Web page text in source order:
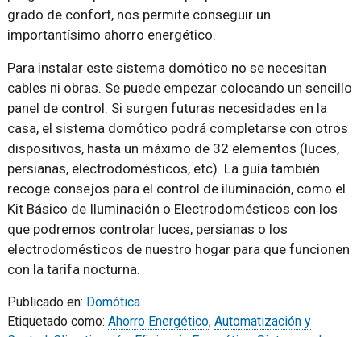
grado de confort, nos permite conseguir un
importantísimo ahorro energético.
Para instalar este sistema domótico no se necesitan
cables ni obras. Se puede empezar colocando un sencillo
panel de control. Si surgen futuras necesidades en la
casa, el sistema domótico podrá completarse con otros
dispositivos, hasta un máximo de 32 elementos (luces,
persianas, electrodomésticos, etc). La guía también
recoge consejos para el control de iluminación, como el
Kit Básico de Iluminación o Electrodomésticos con los
que podremos controlar luces, persianas o los
electrodomésticos de nuestro hogar para que funcionen
con la tarifa nocturna.
Publicado en: Domótica
Etiquetado como: Ahorro Energético, Automatización y